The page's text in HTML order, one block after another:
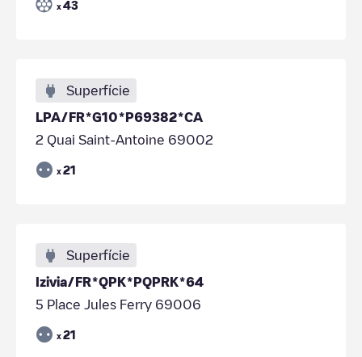
x 43
Superfície
LPA/FR*G10*P69382*CA
2 Quai Saint-Antoine 69002
x 21
Superfície
Izivia/FR*QPK*PQPRK*64
5 Place Jules Ferry 69006
x 21